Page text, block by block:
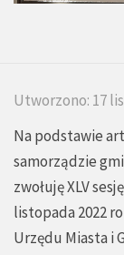
Utworzono: 17
Na podstawie
samorządzie
zwołuję XLV
listopada 2022
Urzędu Miasta i